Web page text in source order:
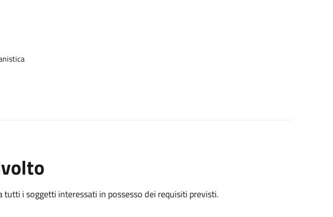
tutti i soggetti interessati in possesso dei requisiti previsti.